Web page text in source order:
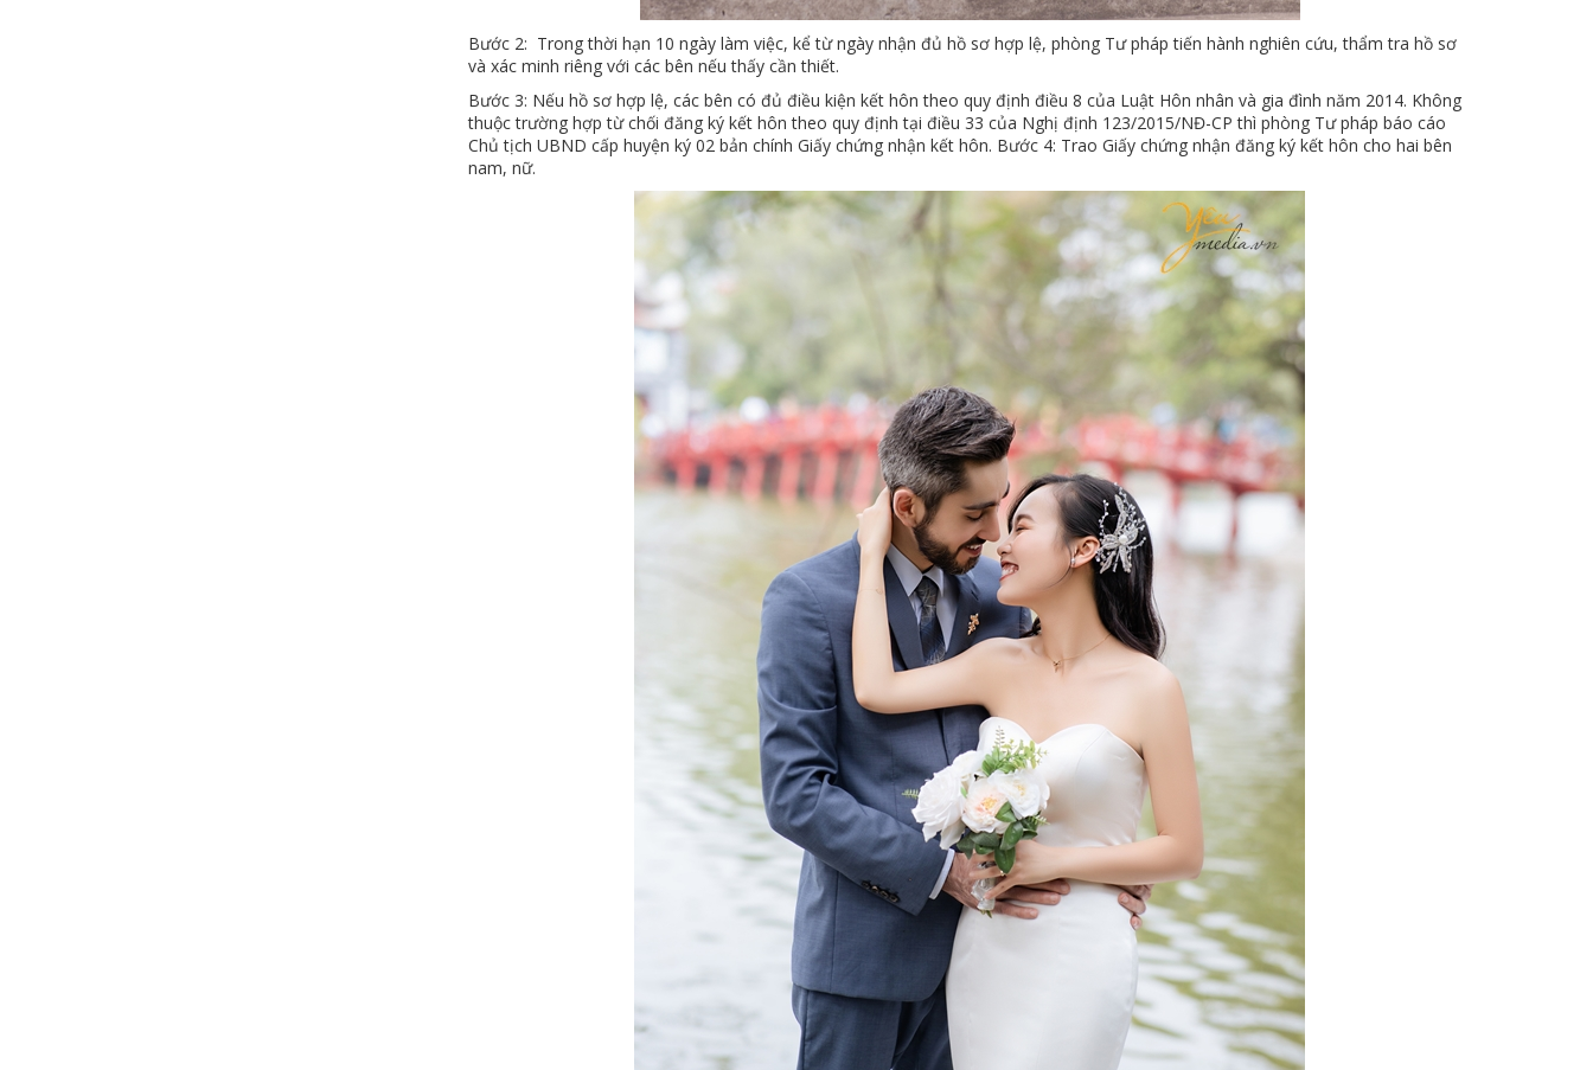
Bước 2: Trong thời hạn 10 ngày làm việc, kể từ ngày nhận đủ hồ sơ hợp lệ, phòng Tư pháp tiến hành nghiên cứu, thẩm tra hồ sơ
và xác minh riêng với các bên nếu thấy cần thiết.
Bước 3: Nếu hồ sơ hợp lệ, các bên có đủ điều kiện kết hôn theo quy định điều 8 của Luật Hôn nhân và gia đình năm 2014. Không
thuộc trường hợp từ chối đăng ký kết hôn theo quy định tại điều 33 của Nghị định 123/2015/NĐ-CP thì phòng Tư pháp báo cáo
Chủ tịch UBND cấp huyện ký 02 bản chính Giấy chứng nhận kết hôn. Bước 4: Trao Giấy chứng nhận đăng ký kết hôn cho hai bên
nam, nữ.